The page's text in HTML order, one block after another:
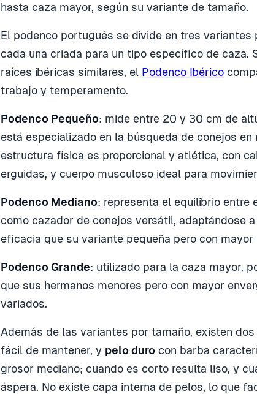
hasta caza mayor, según su variante de tamaño.
El podenco portugués se divide en tres variantes
cada una criada para un tipo específico de caza.
raíces ibéricas similares, el Podenco Ibérico
trabajo y temperamento.
Podenco Pequeño: mide entre 20 y 30 cm de
está especializado en la búsqueda de conejos en
estructura física es proporcional y atlética, con
erguidas, y cuerpo musculoso ideal para
Podenco Mediano: representa el equilibrio entre
como cazador de conejos versátil, adaptándose
eficacia que su variante pequeña pero con mayor
Podenco Grande: utilizado para la caza mayor,
que sus hermanos menores pero con mayor
variados.
Además de las variantes por tamaño, existen
fácil de mantener, y pelo duro con barba
grosor mediano; cuando es corto resulta liso, y
áspera. No existe capa interna de pelos, lo que